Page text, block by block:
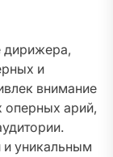
дирижера,
и
внимание
оперных арий,
уникальным